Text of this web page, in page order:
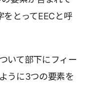
とってEECと呼
いて部下にフィー
うに3つの要素を